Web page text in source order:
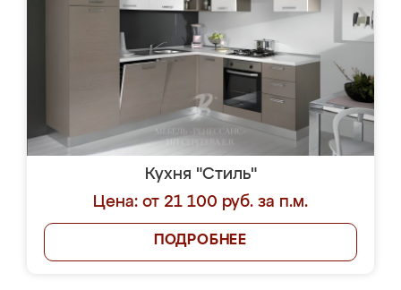
Кухня "Стиль"
Цена: от 21 100 руб. за п.м.
ПОДРОБНЕЕ